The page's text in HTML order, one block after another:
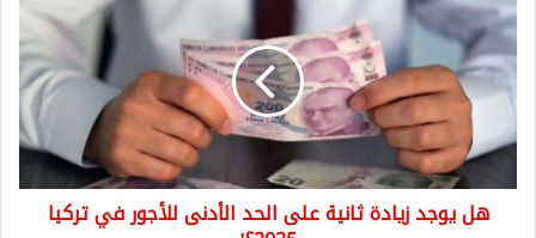
يوجد
زيادة
ثانية
على
الحد
الأدنى
للأجور
في
تركياهل يوجد زيادة ثانية على الحد الأدنى للأجور في تركيا